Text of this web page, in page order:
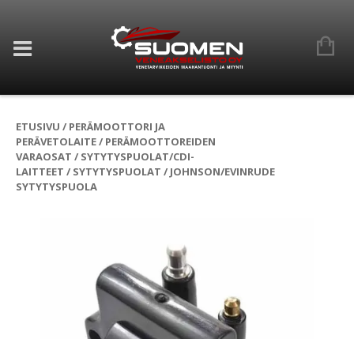
ETUSIVU / PERÄMOOTTORI JA
PERÄVETOLAITE/ PERÄMOOTTOREIDEN
VARAOSAT / SYTYTYSPUOLAT/CDI-
LAITTEET / SYTYTYSPUOLAT / JOHNSON/EVINRUDE
SYTYTYSPUOLA